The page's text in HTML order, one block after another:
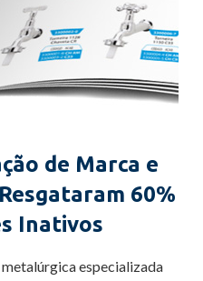
de Marca e
60%
Inativos
metalúrgica especializada